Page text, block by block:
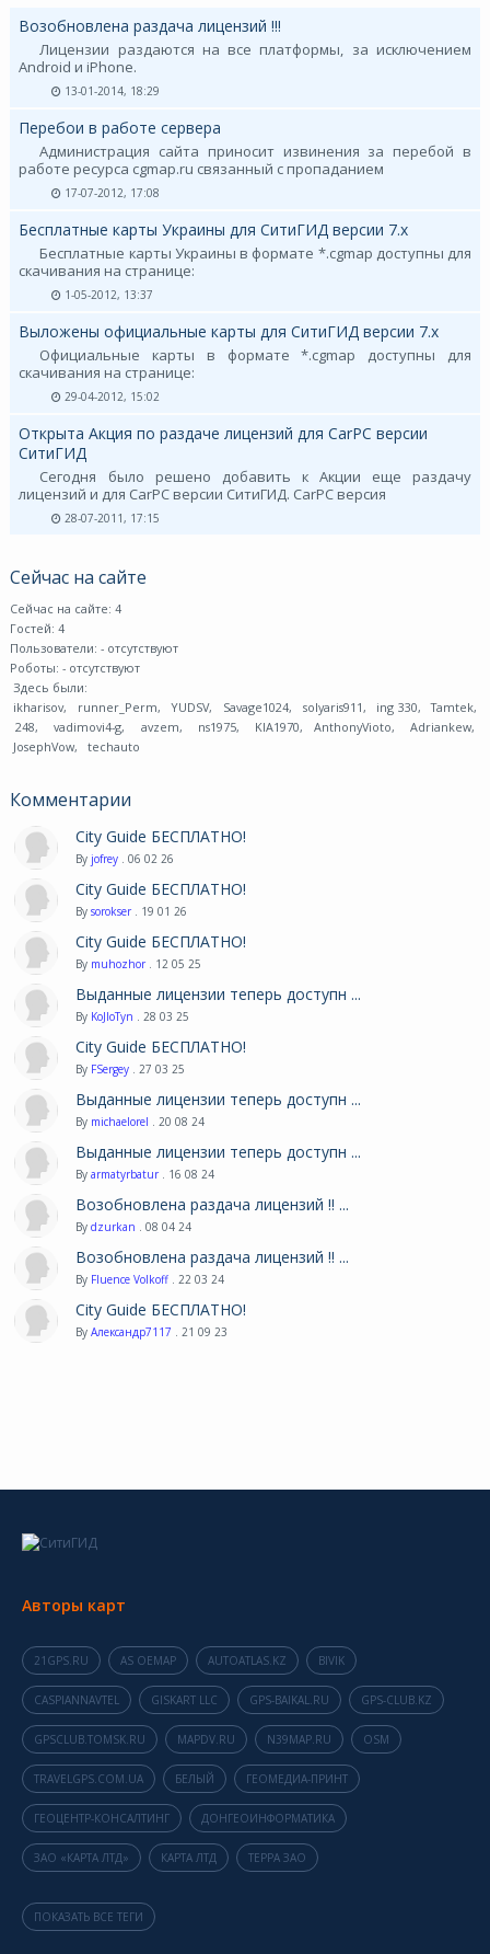
Возобновлена раздача лицензий !!!
Лицензии раздаются на все платформы, за исключением
Android и iPhone.
13-01-2014, 18:29
Перебои в работе сервера
Администрация сайта приносит извинения за перебой в
работе ресурса cgmap.ru связанный с пропаданием
17-07-2012, 17:08
Бесплатные карты Украины для СитиГИД версии 7.х
Бесплатные карты Украины в формате *.cgmap доступны для
скачивания на странице:
1-05-2012, 13:37
Выложены официальные карты для СитиГИД версии 7.х
Официальные карты в формате *.cgmap доступны для
скачивания на странице:
29-04-2012, 15:02
Открыта Акция по раздаче лицензий для CarPC версии
СитиГИД
Сегодня было решено добавить к Акции еще раздачу
лицензий и для CarPC версии СитиГИД. CarPC версия
28-07-2011, 17:15
Сейчас на сайте
Сейчас на сайте: 4
Гостей: 4
Пользователи: - отсутствуют
Роботы: - отсутствуют
Здесь были:
ikharisov, runner_Perm, YUDSV, Savage1024, solyaris911, ing 330, Tamtek,
248, vadimovi4-g, avzem, ns1975, KIA1970, AnthonyVioto, Adriankew,
JosephVow, techauto
Комментарии
City Guide БЕСПЛАТНО!
By jofrey . 06 02 26
City Guide БЕСПЛАТНО!
By sorokser . 19 01 26
City Guide БЕСПЛАТНО!
By muhozhor . 12 05 25
Выданные лицензии теперь доступн ...
By KoJIoTyn . 28 03 25
City Guide БЕСПЛАТНО!
By FSergey . 27 03 25
Выданные лицензии теперь доступн ...
By michaelorel . 20 08 24
Выданные лицензии теперь доступн ...
By armatyrbatur . 16 08 24
Возобновлена раздача лицензий !! ...
By dzurkan . 08 04 24
Возобновлена раздача лицензий !! ...
By Fluence Volkoff . 22 03 24
City Guide БЕСПЛАТНО!
By Александр7117 . 21 09 23
Авторы карт
21GPS.RU AS OEMAP AUTOATLAS.KZ BIVIK
CASPIANNAVTEL GISKART LLC GPS-BAIKAL.RU GPS-CLUB.KZ
GPSCLUB.TOMSK.RU MAPDV.RU N39MAP.RU OSM
TRAVELGPS.COM.UA БЕЛЫЙ ГЕОМЕДИА-ПРИНТ
ГЕОЦЕНТР-КОНСАЛТИНГ ДОНГЕОИНФОРМАТИКА
ЗАО «КАРТА ЛТД» КАРТА ЛТД ТЕРРА ЗАО
ПОКАЗАТЬ ВСЕ ТЕГИ